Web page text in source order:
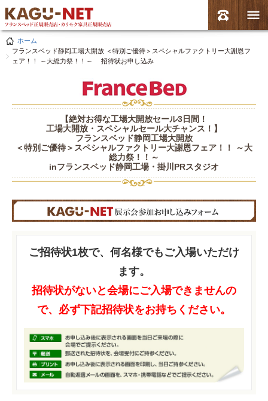
ホーム
フランスベッド静岡工場大開放 ＜特別ご優待＞スペシャルファクトリー大謝恩フ
ェア！！ ～大総力祭！！～ 招待状お申し込み
【絶対お得な工場大開放セール3日間！
工場大開放・スペシャルセール大チャンス！】
フランスベッド静岡工場大開放
＜特別ご優待＞スペシャルファクトリー大謝恩フェア！！ ～大
総力祭！！～
inフランスベッド静岡工場・掛川PRスタジオ
ご招待状1枚で、何名様でもご入場いただけ
ます。
招待状がないと会場にご入場できませんの
で、必ず下記招待状をお持ちください。